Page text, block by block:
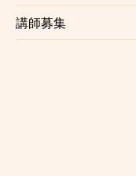
講師募集
ーティストです。
いたします。